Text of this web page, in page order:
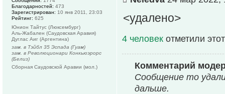
<удалено>
4 человек отметили
Комментарий
Сообщение то
дальше.
Благодарностей: 473
Зарегистрирован: 10 янв 2011, 23:03
Рейтинг: 625
Юнион Тайтус (Люксембург)
Аль-Жабален (Саудовская Аравия)
Дуглас Аиг (Аргентина)
зам. в Тэйбл 35 Эспада (Гуам)
зам. в Революционари Конкьюэрорс
(Белиз)
Сборная Саудовской Аравии (мол.)